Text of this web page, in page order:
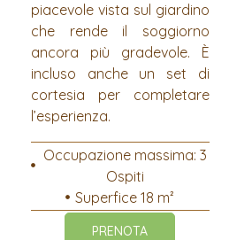
piacevole vista sul giardino
che rende il soggiorno
ancora più gradevole. È
incluso anche un set di
cortesia per completare
l’esperienza.
Occupazione massima: 3
Ospiti
Superfice 18 m²
PRENOTA